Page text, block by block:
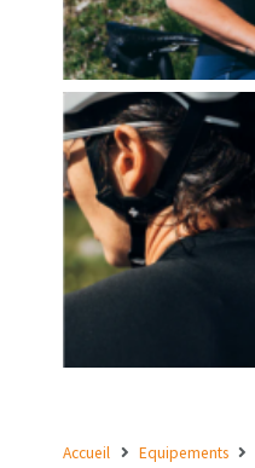
Accueil Equipements